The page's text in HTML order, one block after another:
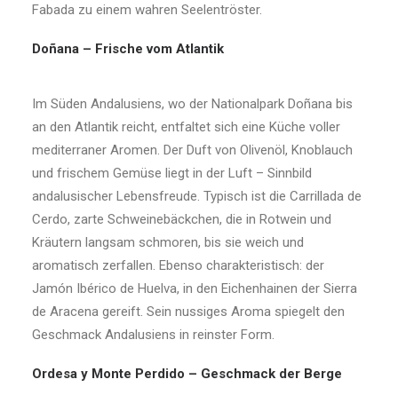
Fabada zu einem wahren Seelentröster.
Doñana – Frische vom Atlantik
Im Süden Andalusiens, wo der Nationalpark Doñana bis
an den Atlantik reicht, entfaltet sich eine Küche voller
mediterraner Aromen. Der Duft von Olivenöl, Knoblauch
und frischem Gemüse liegt in der Luft – Sinnbild
andalusischer Lebensfreude. Typisch ist die Carrillada de
Cerdo, zarte Schweinebäckchen, die in Rotwein und
Kräutern langsam schmoren, bis sie weich und
aromatisch zerfallen. Ebenso charakteristisch: der
Jamón Ibérico de Huelva, in den Eichenhainen der Sierra
de Aracena gereift. Sein nussiges Aroma spiegelt den
Geschmack Andalusiens in reinster Form.
Ordesa y Monte Perdido – Geschmack der Berge